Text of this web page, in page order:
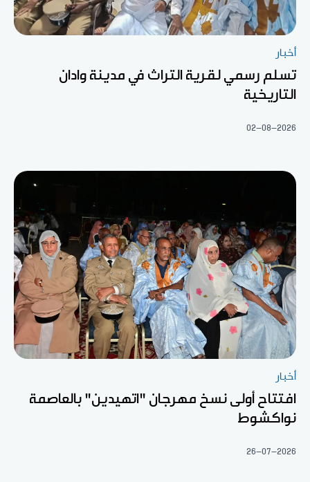
أخبار
تسلم رسمي لقرية التراث في مدينة وادان
التاريخية
02-08-2026
أخبار
افتتاح أولى نسخ مهرجان "اتهيدين" بالعاصمة
نواكشوط
26-07-2026